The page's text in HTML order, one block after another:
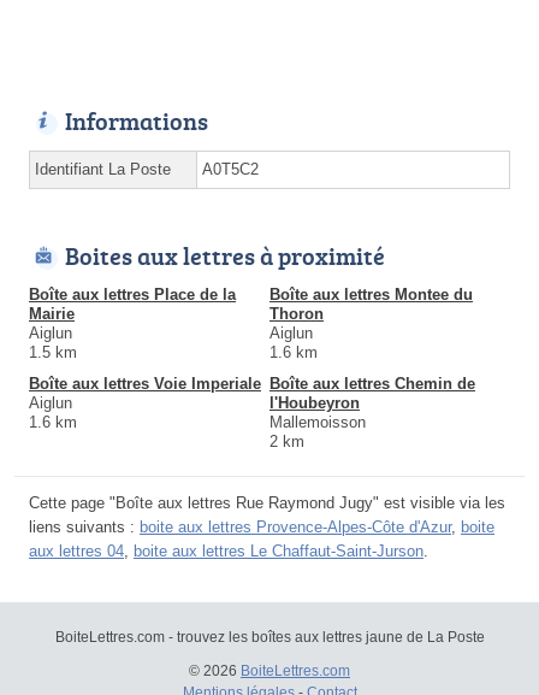
Informations
Identifiant La Poste A0T5C2
Boites aux lettres à proximité
Boîte aux lettres Place de la
Mairie
Aiglun
1.5 km
Boîte aux lettres Montee du
Thoron
Aiglun
1.6 km
Boîte aux lettres Voie Imperiale
Aiglun
1.6 km
Boîte aux lettres Chemin de
l'Houbeyron
Mallemoisson
2 km
Cette page "Boîte aux lettres Rue Raymond Jugy" est visible via les
liens suivants : boite aux lettres Provence-Alpes-Côte d'Azur, boite
aux lettres 04 boite aux lettres Le Chaffaut-Saint-Jurson
BoiteLettres.com - trouvez les boîtes aux lettres jaune de La Poste
© 2026 BoiteLettres.com